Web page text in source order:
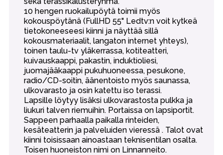
10 hengen ruokailupöytä toimii myös
kokouspöytänä (FullHD 55" Ledtv:n voit kytkeä
tietokoneeseesi kiinni ja näyttää sillä
kokousmateriaalit, langaton internet yhteys),
toinen taulu-tv yläkerrassa, kotiteatteri,
kuivauskaappi, pakastin, induktioliesi,
juomajääkaappi pukuhuoneessa, pesukone,
radio/CD-soitin, äänentoisto myös saunassa,
ulkovarasto ja osin katettu iso terassi.
Lapsille löytyy lisäksi ulkovarastosta pulkka ja
liukuri talven riemuihin. Portaissa on lapsiportit.
Sappeen parhaalla paikalla rinteiden,
kesäteatterin ja palveluiden vieressä . Talot ovat
kiinni toisissaan ainoastaan teknisentilan osalta.
Toisen huoneiston nimi on Linnanneito.